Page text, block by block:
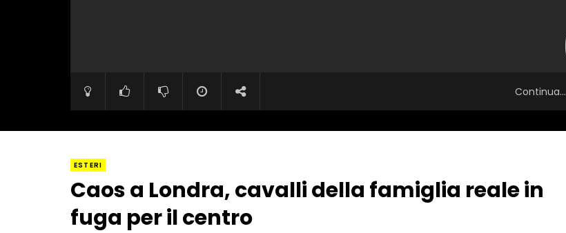
Continua...
ESTERI
Caos a Londra, cavalli della famiglia reale in
fuga per il centro